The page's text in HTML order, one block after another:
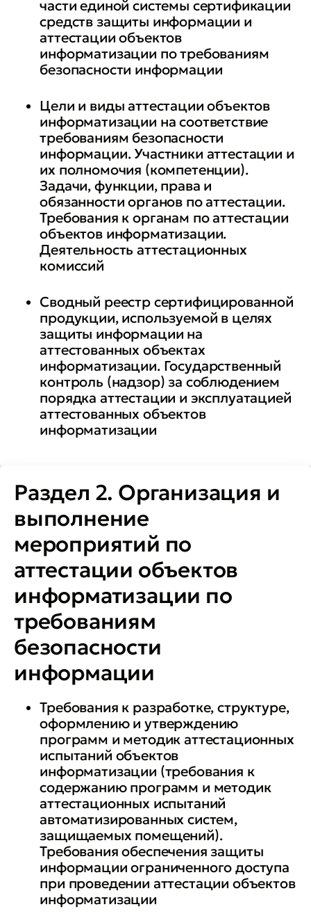
документов, международных и
национальных стандартов в
области ТЗКИ
• определять возможные ТКУИ
и угрозы безопасности
информации в результате НСД и
специальных воздействий
• организовывать и проводить
работы по контролю
(мониторингу) защищенности
конфиденциальной
информации, оформлять
материалы по результатам
контроля
• применять на практике
штатные средства ТЗКИ и
средства контроля
(мониторинга) эффективности
мер защиты информации
испытания и аттестацию
объектов информатизации на
соответствие требованиям по
защите информации,
оформлять материалы
аттестационных испытаний
• разрабатывать программы и
методики аттестационных
испытаний и аттестации
объектов информатизации
• разрабатывать документы для
получения лицензии на
проведение работ и оказания
услуг по ТЗКИ для их
представления в
лицензирующий орган
Вы приобретёте
навыки:
части единой системы сертификации
средств защиты информации и
аттестации объектов
информатизации по требованиям
безопасности информации
Цели и виды аттестации объектов
информатизации на соответствие
требованиям безопасности
информации. Участники аттестации и
их полномочия (компетенции).
Задачи, функции, права и
обязанности органов по аттестации.
Требования к органам по аттестации
объектов информатизации.
Деятельность аттестационных
комиссий
Сводный реестр сертифицированной
продукции, используемой в целях
защиты информации на
аттестованных объектах
информатизации. Государственный
контроль (надзор) за соблюдением
порядка аттестации и эксплуатацией
аттестованных объектов
информатизации
Раздел 2. Организация и
выполнение
мероприятий по
аттестации объектов
информатизации по
требованиям
безопасности
информации
Требования к разработке, структуре,
оформлению и утверждению
программ и методик аттестационных
испытаний объектов
информатизации (требования к
содержанию программ и методик
аттестационных испытаний
автоматизированных систем,
защищаемых помещений).
Требования обеспечения защиты
информации ограниченного доступа
при проведении аттестации объектов
информатизации